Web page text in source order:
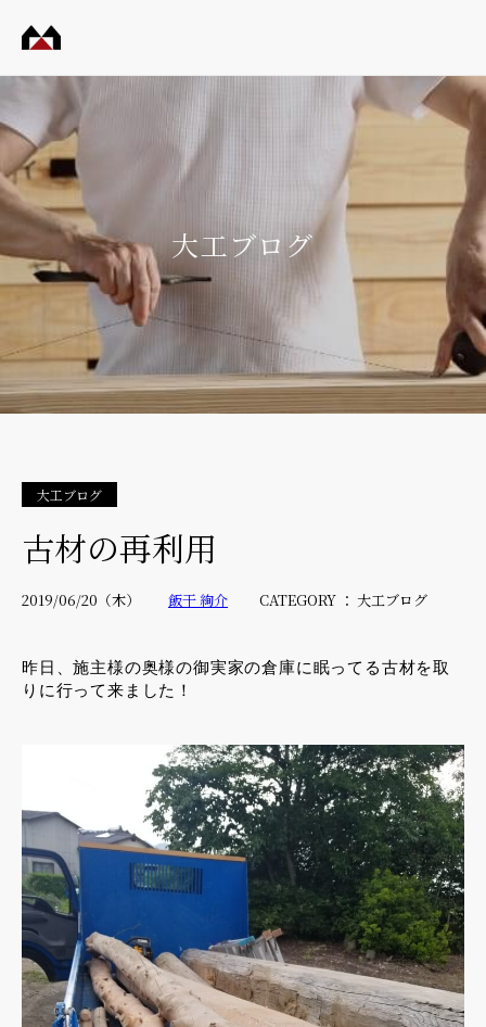
工務
大工ブログ
大工ブログ
古材の再利用
2019/06/20（木） 飯干 絢介 CATEGORY ： 大工ブログ
昨日、施主様の奥様の御実家の倉庫に眠ってる古材を取
りに行って来ました！